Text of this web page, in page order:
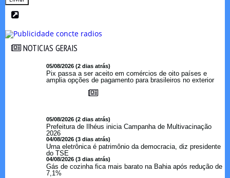
NOTICIAS GERAIS
05/08/2026 (2 dias atrás)
Pix passa a ser aceito em comércios de oito países e
amplia opções de pagamento para brasileiros no exterior
05/08/2026 (2 dias atrás)
Prefeitura de Ilhéus inicia Campanha de Multivacinação
2026
04/08/2026 (3 dias atrás)
Urna eletrônica é patrimônio da democracia, diz presidente
do TSE
04/08/2026 (3 dias atrás)
Gás de cozinha fica mais barato na Bahia após redução de
7,1%